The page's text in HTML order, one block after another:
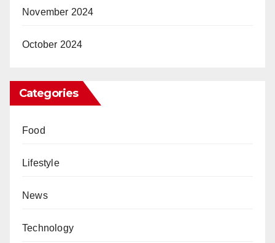
November 2024
October 2024
Categories
Food
Lifestyle
News
Technology